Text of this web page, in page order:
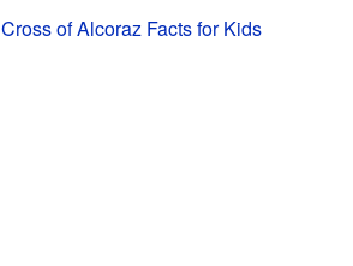
Cross of Alcoraz Facts for Kids